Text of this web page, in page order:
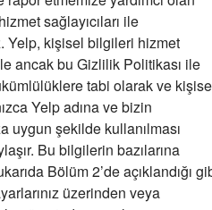
sağlayıcıları ile
Yelp, kişisel bilgileri hizmet
ancak bu Gizlilik Politikası ile
tabi olarak ve
Yelp adına ve bizin
uygun şekilde kullanılması
Bu bilgilerin bazılarına
Bölüm 2’de açıklandığı
üzerinden veya